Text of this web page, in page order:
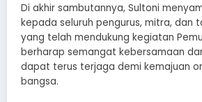
Di akhir sambutannya, Sultoni
kepada seluruh pengurus, mitra, dan
yang telah mendukung kegiatan
berharap semangat kebersamaan
dapat terus terjaga demi kemajuan
bangsa.